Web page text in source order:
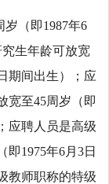
岁（即1987年6
究生年龄可放宽
期间出生）；应
宽至45周岁（即
应聘人员是高级
1975年6月3日
教师职称的特级